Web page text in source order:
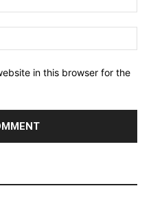
in this browser for the